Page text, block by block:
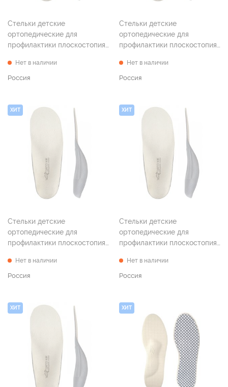
Стельки детские
ортопедические для
профилактики плоскостопия
Нет в наличии
Россия
Стельки детские
ортопедические для
профилактики плоскостопия
Нет в наличии
Россия
ХИТ
Стельки детские
ортопедические для
профилактики плоскостопия
Нет в наличии
Россия
ХИТ
Стельки детские
ортопедические для
профилактики плоскостопия
Нет в наличии
Россия
ХИТ ХИТ